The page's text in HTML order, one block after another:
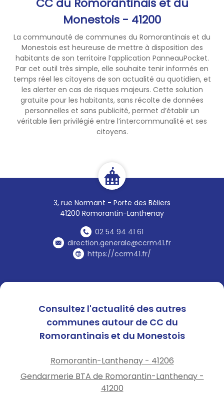
Monestois - 41200
La communauté de communes du Romorantinais et du
Monestois est heureuse de mettre à disposition des
habitants de son territoire l’application PanneauPocket.
Par cet outil très simple, elle souhaite tenir informés en
temps réel les citoyens de son actualité au quotidien, et
les alerter en cas de risques majeurs. Cette solution
gratuite pour les habitants, sans récolte de données
personnelles et sans publicité, permet d’établir un
véritable lien privilégié entre l’intercommunalité et ses
citoyens.
3, rue Normant - Porte des Béliers
41200 Romorantin-Lanthenay
02 54 94 41 61
direction.generale@ccrm41.fr
https://ccrm41.fr/
Consultez l'actualité des autres
communes autour de CC du
Romorantinais et du Monestois
Romorantin-Lanthenay - 41206
Gendarmerie BTA de Romorantin-Lanthenay -
41200